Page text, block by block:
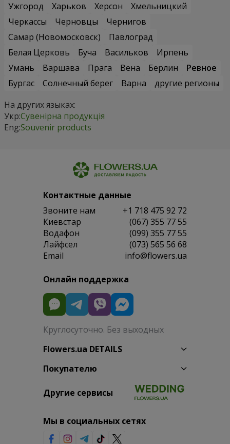
Ужгород
Харьков Херсон
Хмельницкий
Черкассы
Черновцы
Чернигов
Самар (Новомосковск)
Павлоград
Белая Церковь
Буча Васильков
Ирпень
Умань
Варшава Прага Вена Берлин
Ревное
Бургас
Солнечный берег Варна
другие регионы
На других языках:
Укр:Сувенірна продукція
Eng:Souvenir products
Контактные данные
Звоните нам
+1 718 475 92 72
Киевстар
(067) 355 77 55
Водафон
(099) 355 77 55
Лайфсел
(073) 565 56 68
Email
info@flowers.ua
Онлайн поддержка
Круглосуточно. Без выходных
Flowers.ua DETAILS
Покупателю
Другие сервисы
Мы в социальных сетях